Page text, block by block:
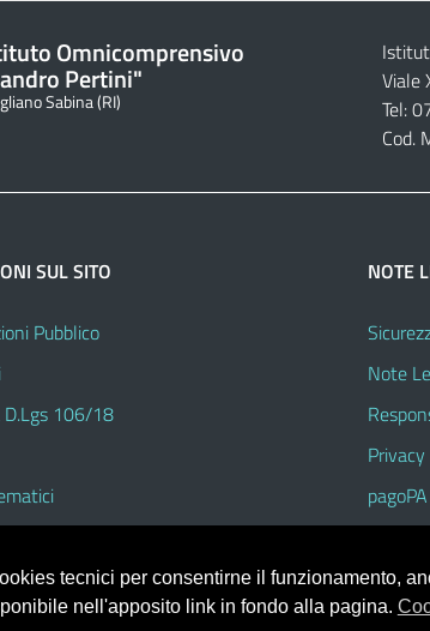
Omnicomprensivo
Pertini"
Sabina (RI)
Viale
Tel:
Cod.
SUL SITO
Pubblico
106/18
NOTE
Note
Privacy
con la piattaforma
tecnici per consentirne il funzionamento,
nell'apposito link in fondo alla pagina.